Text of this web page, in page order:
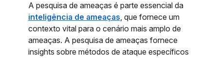
A pesquisa de ameaças é parte essencial da
inteligência de ameaças, que fornece um
contexto vital para o cenário mais amplo de
ameaças. A pesquisa de ameaças fornece
insights sobre métodos de ataque específicos